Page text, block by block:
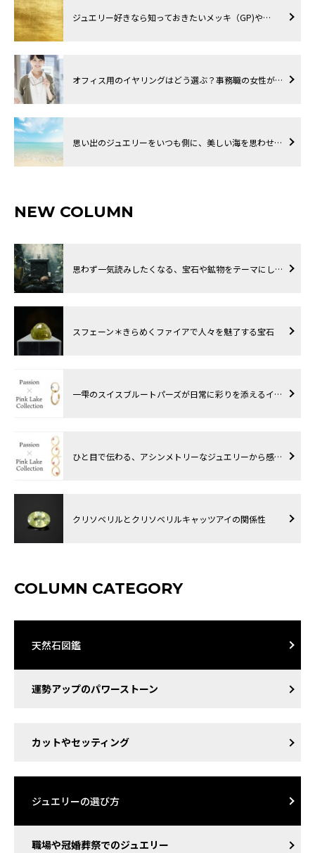
ジュエリー好きなら知っておきたいメッキ（GP)や…
オフィス用のイヤリングはどう選ぶ？事務職の女性が…
思い出のジュエリーをいつも側に、美しい海を思わせ…
NEW COLUMN
思わず一気読みしたくなる、宝石や鉱物をテーマにし…
スフェーン＊きらめくファイアで人々を魅了する宝石
一雫のスイスブルートパーズが日常に彩りを添えるイ…
ひと目で伝わる、アシンメトリーなジュエリーから感…
クリソベリルとクリソベリルキャッツアイの関係性
COLUMN CATEGORY
天然石図鑑
運勢アップのパワーストーン
カットやセッティング
ジュエリーの選び方
職場や冠婚葬祭でのジュエリー